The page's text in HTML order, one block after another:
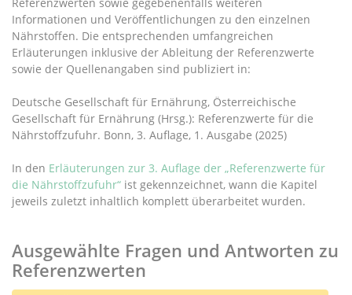
Informationen und Veröffentlichungen zu den einzelnen
Nährstoffen. Die entsprechenden umfangreichen
Erläuterungen inklusive der Ableitung der Referenzwerte
sowie der Quellenangaben sind publiziert in:
Deutsche Gesellschaft für Ernährung, Österreichische
Gesellschaft für Ernährung (Hrsg.): Referenzwerte für die
Nährstoffzufuhr. Bonn, 3. Auflage, 1. Ausgabe (2025)
In den Erläuterungen zur 3. Auflage der „Referenzwerte für
die Nährstoffzufuhr“ ist gekennzeichnet, wann die Kapitel
jeweils zuletzt inhaltlich komplett überarbeitet wurden.
Ausgewählte Fragen und Antworten zu
Referenzwerten